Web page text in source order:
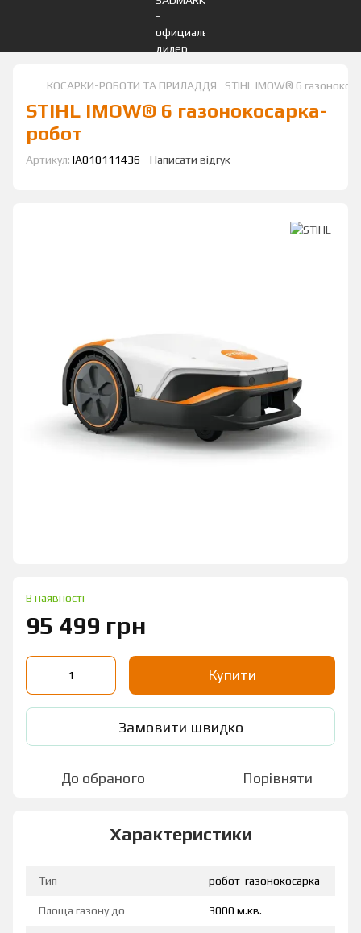
КОСАРКИ-РОБОТИ ТА ПРИЛАДДЯ STIHL IMOW® 6
STIHL IMOW® 6 газонокосарка-
робот
Артикул: IA010111436 Написати відгук
В наявності
95 499 грн
Купити
Замовити швидко
До обраного Порівняти
Характеристики
Тип робот-газонокосарка
Площа газону до 3000 м.кв.